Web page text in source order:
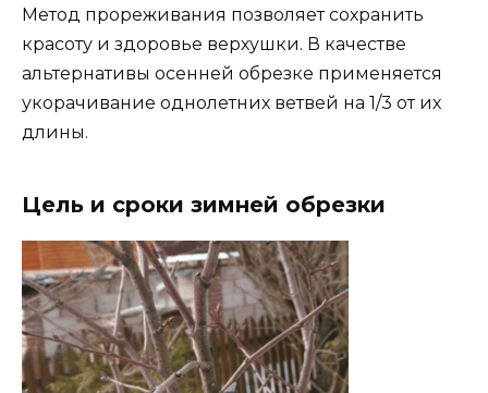
Метод прореживания позволяет сохранить
красоту и здоровье верхушки. В качестве
альтернативы осенней обрезке применяется
укорачивание однолетних ветвей на 1/3 от их
длины.
Цель и сроки зимней обрезки